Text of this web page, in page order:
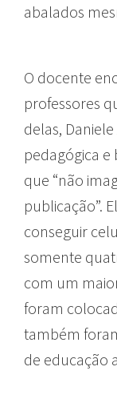
abalados
O docente
professores
delas,
pedagógica
que “não
publicação”.
conseguir
somente
com um
foram
também
de educação